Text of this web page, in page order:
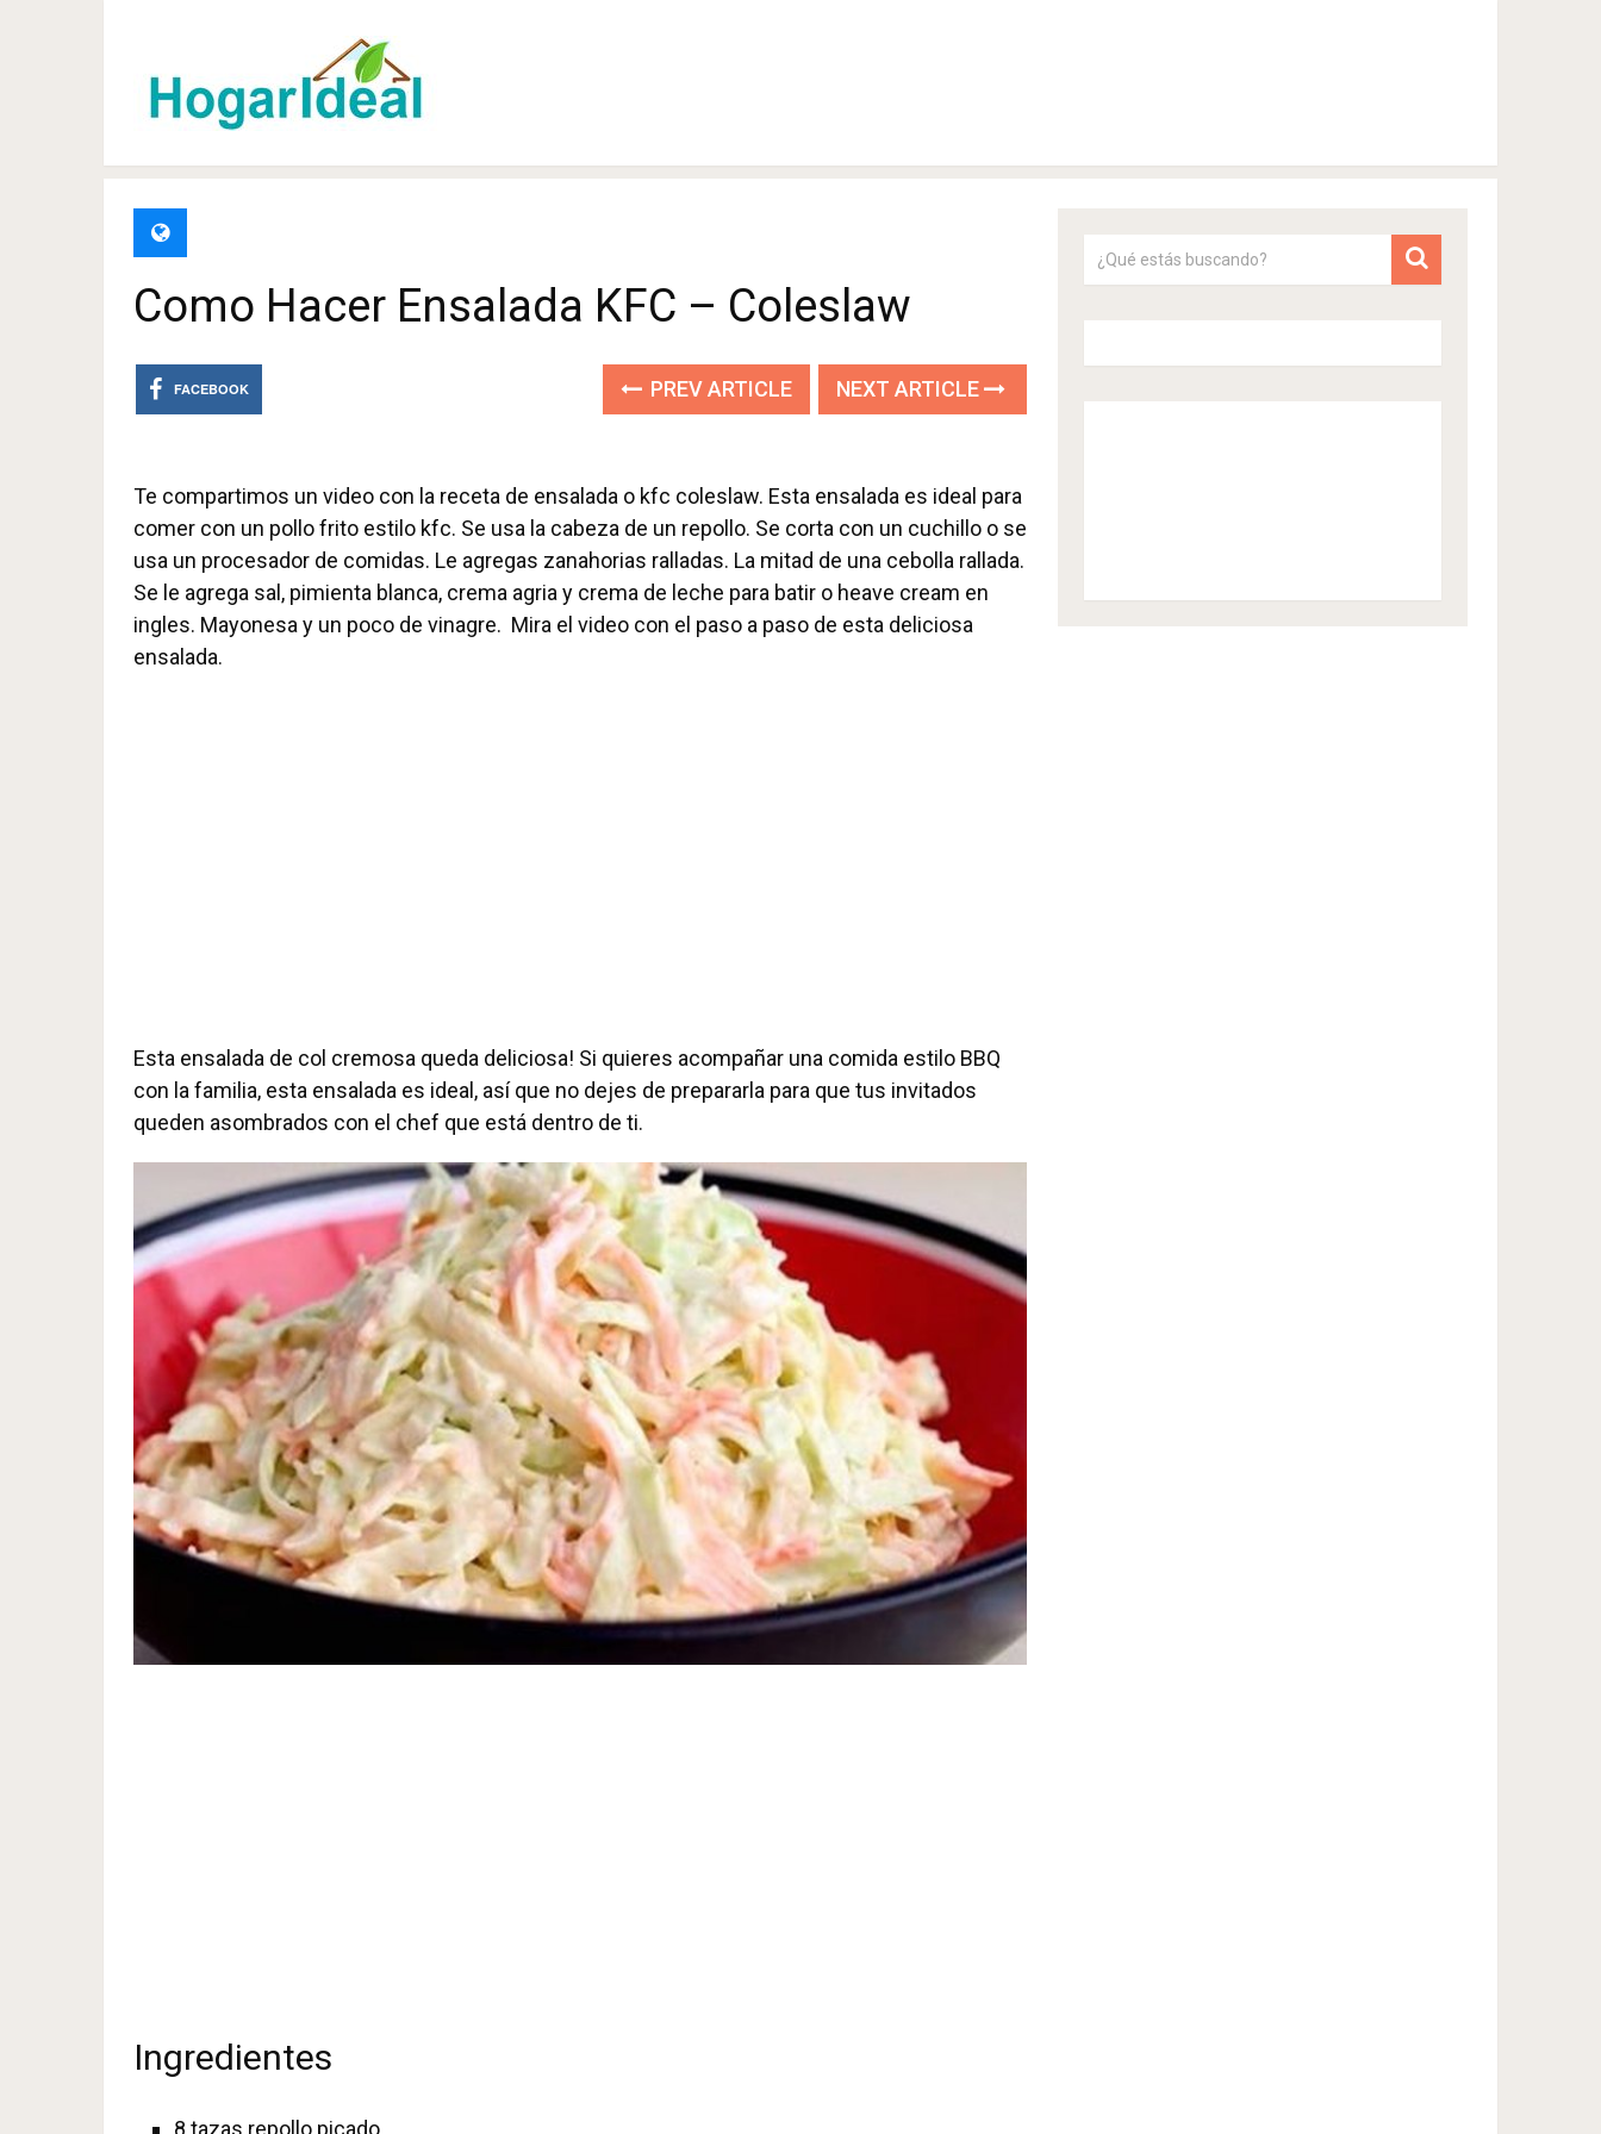
Como Hacer Ensalada KFC – Coleslaw
FACEBOOK PREV ARTICLE NEXT ARTICLE
Te compartimos un video con la receta de ensalada o kfc coleslaw. Esta ensalada es ideal para
comer con un pollo frito estilo kfc. Se usa la cabeza de un repollo. Se corta con un cuchillo o se
usa un procesador de comidas. Le agregas zanahorias ralladas. La mitad de una cebolla rallada.
Se le agrega sal, pimienta blanca, crema agria y crema de leche para batir o heave cream en
ingles. Mayonesa y un poco de vinagre. Mira el video con el paso a paso de esta deliciosa
ensalada.
Esta ensalada de col cremosa queda deliciosa! Si quieres acompañar una comida estilo BBQ
con la familia, esta ensalada es ideal, así que no dejes de prepararla para que tus invitados
queden asombrados con el chef que está dentro de ti.
Ingredientes
8 tazas repollo picado